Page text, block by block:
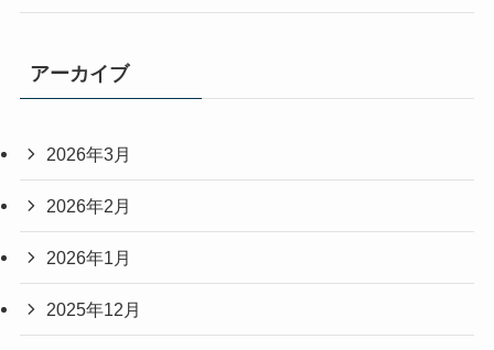
アーカイブ
2026年3月
2026年2月
2026年1月
2025年12月